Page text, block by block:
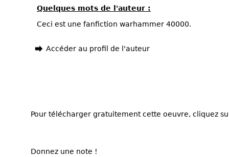
Quelques mots de l'auteur :
Ceci est une fanfiction warhammer 40000.
Accéder au profil de l'auteur
Pour télécharger gratuitement cette oeuvre, cliquez
Donnez une note !